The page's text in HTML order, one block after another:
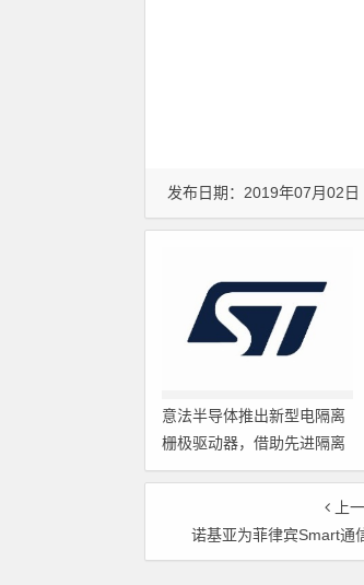
发布日期：2019年07月02日
意法半导体推出新型电隔离
栅极驱动器，借助先进隔离
技术简化电源设计
上
诺基亚为菲律宾Smart通